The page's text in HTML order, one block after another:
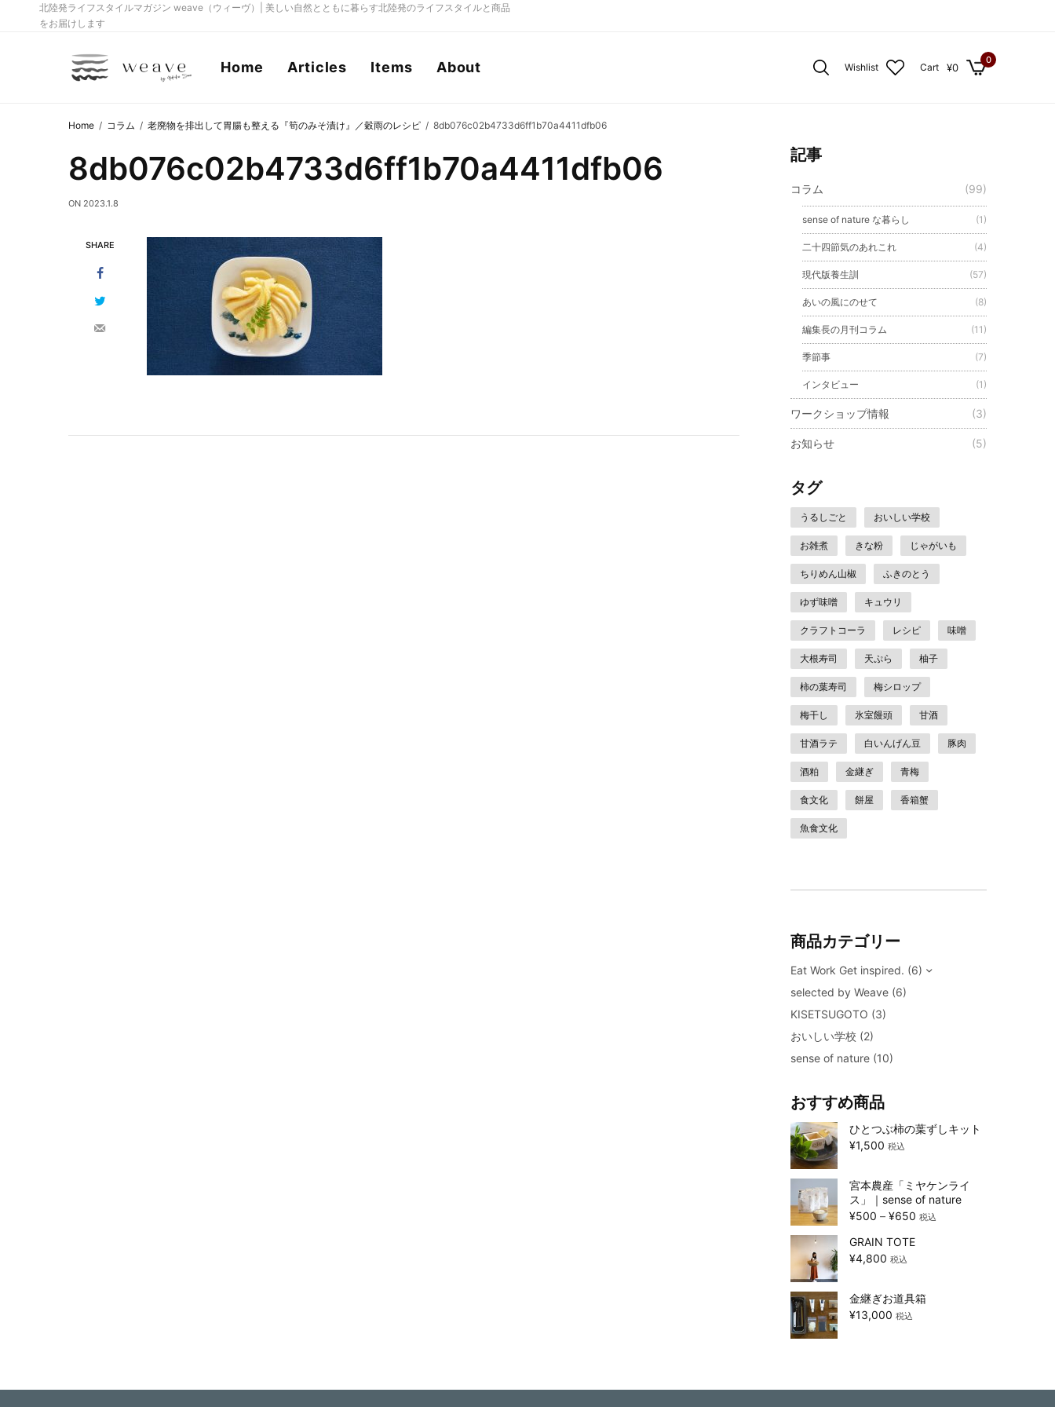
北陸発ライフスタイルマガジン weave（ウィーヴ）| 美しい自然とともに暮らす北陸発のライフスタイルと商品
をお届けします
Home Articles Items About Wishlist Cart ¥0
0
Home コラム 老廃物を排出して胃腸も整える『筍のみそ漬け』／穀雨のレシピ 8db076c02b4733d6ff1b70a4411dfb06
8db076c02b4733d6ff1b70a4411dfb06
ON 2023.1.8
SHARE
記事
コラム (99)
sense of nature な暮らし (1)
二十四節気のあれこれ (4)
現代版養生訓 (57)
あいの風にのせて (8)
編集長の月刊コラム (11)
季節事 (7)
インタビュー (1)
ワークショップ情報 (3)
お知らせ (5)
タグ
うるしごと おいしい学校
お雑煮 きな粉 じゃがいも
ちりめん山椒 ふきのとう
ゆず味噌 キュウリ
クラフトコーラ レシピ 味噌
大根寿司 天ぷら 柚子
柿の葉寿司 梅シロップ
梅干し 氷室饅頭 甘酒
甘酒ラテ 白いんげん豆 豚肉
酒粕 金継ぎ 青梅
食文化 餅屋 香箱蟹
魚食文化
商品カテゴリー
Eat Work Get inspired. (6)
selected by Weave (6)
KISETSUGOTO (3)
おいしい学校 (2)
sense of nature (10)
おすすめ商品
ひとつぶ柿の葉ずしキット
¥1,500 税込
宮本農産「ミヤケンライ
ス」｜sense of nature
¥500 – ¥650 税込
GRAIN TOTE
¥4,800 税込
金継ぎお道具箱
¥13,000 税込